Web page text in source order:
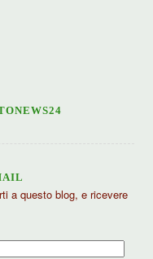
a questo blog, e ricevere